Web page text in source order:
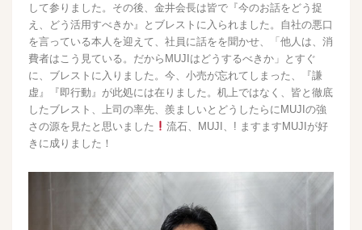
して参りました。その後、金井会長は皆で『今のお話をどう捉
え、どう活用すべきか』とブレストに入られました。自社の悪口
を言っている本人を迎えて、社員に話をを聞かせ、「他人は、消
費者はこう見ている。だからMUJIはどうするべきか」とすぐ
に、ブレストに入りました。今、小売が忘れてしまった、『謙
虚』『即行動』が此処には在りました。机上ではなく、皆と徹底
したブレスト、上司の率先、羨ましいとどうしたらにMUJIの強
さの源を見たと思いました
流石、MUJI、! ますますMUJIが好
きに成りました！